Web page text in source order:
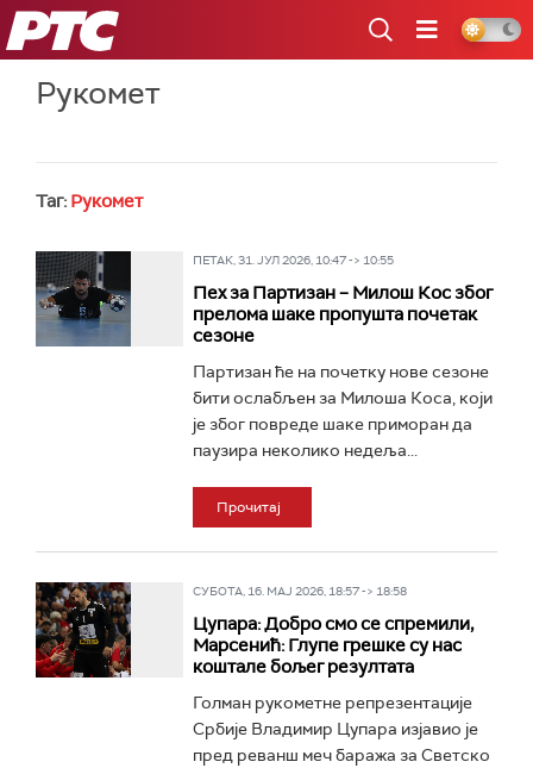
РТС
Рукомет
Таг: Рукомет
ПЕТАК, 31. ЈУЛ 2026, 10:47 -> 10:55
Пех за Партизан – Милош Кос због
прелома шаке пропушта почетак
сезоне
Партизан ће на почетку нове сезоне
бити ослабљен за Милоша Коса, који
је због повреде шаке приморан да
паузира неколико недеља...
Прочитај
СУБОТА, 16. МАЈ 2026, 18:57 -> 18:58
Цупара: Добро смо се спремили,
Марсенић: Глупе грешке су нас
коштале бољег резултата
Голман рукометне репрезентације
Србије Владимир Цупара изјавио је
пред реванш меч баража за Светско